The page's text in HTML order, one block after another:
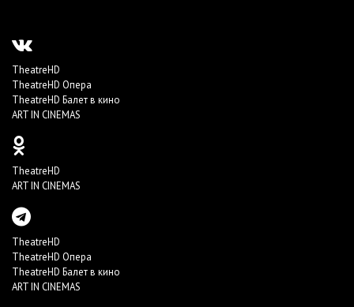
TheatreHD
TheatreHD Опера
TheatreHD Балет в кино
ART IN CINEMAS
TheatreHD
ART IN CINEMAS
TheatreHD
TheatreHD Опера
TheatreHD Балет в кино
ART IN CINEMAS